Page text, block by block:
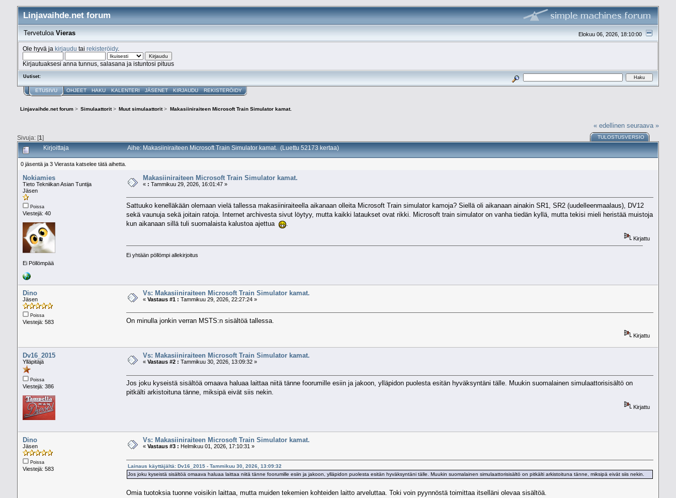
Linjavaihde.net forum
Elokuu 06, 2026, 18:10:00
TervetuloaVieras
Ole hyvä ja kirjaudu tai rekisteröidy.
Kirjautuaksesi anna tunnus, salasana ja istuntosi pituus
Uutiset:
ETUSIVU OHJEET HAKU KALENTERI JÄSENET KIRJAUDU REKISTERÖIDY
Linjavaihde.net forum > Simulaattorit> Muut simulaattorit> Makasiiniraiteen Microsoft Train Simulator kamat.
« edellinen seuraava »
Sivuja: [1] TULOSTUSVERSIO
Kirjoittaja Aihe: Makasiiniraiteen Microsoft Train Simulator kamat. (Luettu 52173 kertaa)
0 jäsentä ja 3 Vierasta katselee tätä aihetta.
Nokiamies
Tieto Tekniikan Asian Tuntija
Jäsen
Poissa
Viestejä: 40
Ei Pöllömpää
Makasiiniraiteen Microsoft Train Simulator kamat.
« : Tammikuu 29, 2026, 16:01:47 »
Sattuuko kenelläkään olemaan vielä tallessa makasiiniraiteella aikanaan olleita Microsoft Train simulator kamoja? Siellä oli aikanaan ainakin SR1, SR2 (uudelleenmaalaus), DV12
sekä vaunuja sekä joitain ratoja. Internet archivesta sivut löytyy, mutta kaikki lataukset ovat rikki. Microsoft train simulator on vanha tiedän kyllä, mutta tekisi mieli heristää muistoja
kun aikanaan sillä tuli suomalaista kalustoa ajettua
Kirjattu
Ei yhtään pöllömpi allekirjoitus
Dino
Jäsen
Poissa
Viestejä: 583
Vs: Makasiiniraiteen Microsoft Train Simulator kamat.
« Vastaus #1 : Tammikuu 29, 2026, 22:27:24 »
On minulla jonkin verran MSTS:n sisältöä tallessa.
Kirjattu
Dv16_2015
Ylläpitäjä
Poissa
Viestejä: 386
Vs: Makasiiniraiteen Microsoft Train Simulator kamat.
« Vastaus #2 : Tammikuu 30, 2026, 13:09:32 »
Jos joku kyseistä sisältöä omaava haluaa laittaa niitä tänne foorumille esiin ja jakoon, ylläpidon puolesta esitän hyväksyntäni tälle. Muukin suomalainen simulaattorisisältö on
pitkälti arkistoituna tänne, miksipä eivät siis nekin.
Kirjattu
Dino
Jäsen
Poissa
Viestejä: 583
Vs: Makasiiniraiteen Microsoft Train Simulator kamat.
« Vastaus #3 : Helmikuu 01, 2026, 17:10:31 »
Lainaus käyttäjältä: Dv16_2015 - Tammikuu 30, 2026, 13:09:32
Jos joku kyseistä sisältöä omaava haluaa laittaa niitä tänne foorumille esiin ja jakoon, ylläpidon puolesta esitän hyväksyntäni tälle. Muukin suomalainen simulaattorisisältö on pitkälti arkistoituna tänne, miksipä eivät siis nekin.
Omia tuotoksia tuonne voisikin laittaa, mutta muiden tekemien kohteiden laitto arveluttaa. Toki voin pyynnöstä toimittaa itselläni olevaa sisältöä.